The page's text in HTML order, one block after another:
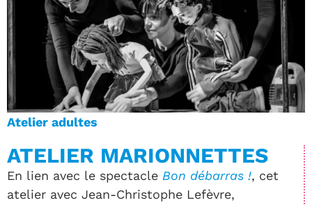
Atelier adultes
ATELIER MARIONNETTES
En lien avec le spectacle Bon débarras !, cet
atelier avec Jean-Christophe Lefèvre,